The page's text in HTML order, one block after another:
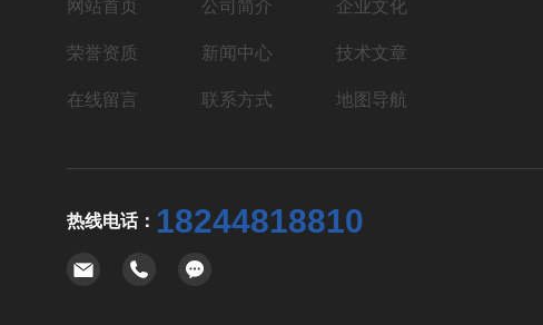
网站首页 公司简介 企业文化
荣誉资质 新闻中心 技术文章
在线留言 联系方式 地图导航
热线电话： 18244818810